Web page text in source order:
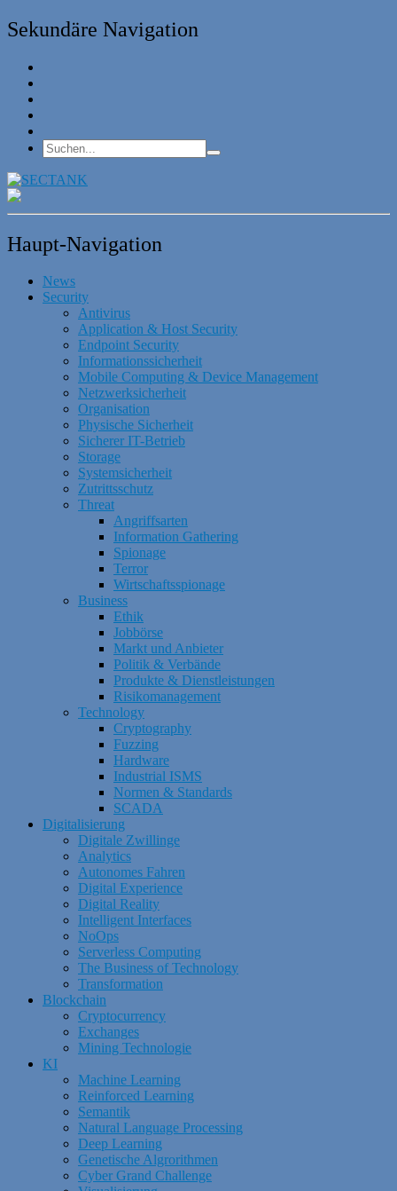
Sekundäre Navigation
Haupt-Navigation
News
Security
Antivirus
Application & Host Security
Endpoint Security
Informationssicherheit
Mobile Computing & Device Management
Netzwerksicherheit
Organisation
Physische Sicherheit
Sicherer IT-Betrieb
Storage
Systemsicherheit
Zutrittsschutz
Threat
Angriffsarten
Information Gathering
Spionage
Terror
Wirtschaftsspionage
Business
Ethik
Jobbörse
Markt und Anbieter
Politik & Verbände
Produkte & Dienstleistungen
Risikomanagement
Technology
Cryptography
Fuzzing
Hardware
Industrial ISMS
Normen & Standards
SCADA
Digitalisierung
Digitale Zwillinge
Analytics
Autonomes Fahren
Digital Experience
Digital Reality
Intelligent Interfaces
NoOps
Serverless Computing
The Business of Technology
Transformation
Blockchain
Cryptocurrency
Exchanges
Mining Technologie
KI
Machine Learning
Reinforced Learning
Semantik
Natural Language Processing
Deep Learning
Genetische Algrorithmen
Cyber Grand Challenge